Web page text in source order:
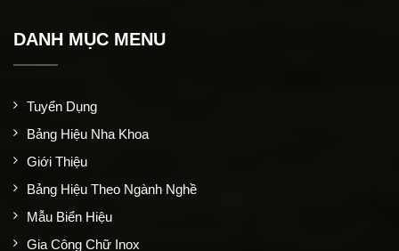
DANH MỤC MENU
Tuyển Dụng
Bảng Hiệu Nha Khoa
Giới Thiệu
Bảng Hiệu Theo Ngành Nghề
Mẫu Biển Hiệu
Gia Công Chữ Inox